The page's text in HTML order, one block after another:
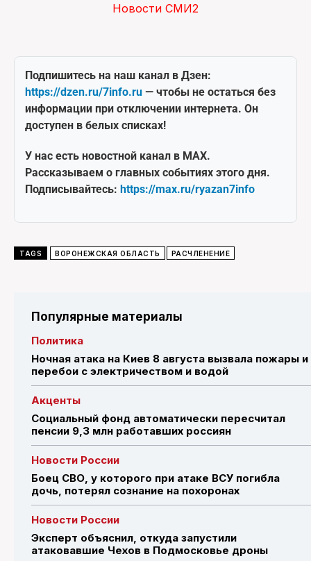
Новости СМИ2
Подпишитесь на наш канал в Дзен:
https://dzen.ru/7info.ru — чтобы не остаться без
информации при отключении интернета. Он
доступен в белых списках!
У нас есть новостной канал в MAX.
Рассказываем о главных событиях этого дня.
Подписывайтесь: https://max.ru/ryazan7info
TAGS ВОРОНЕЖСКАЯ ОБЛАСТЬ РАСЧЛЕНЕНИЕ
Популярные материалы
Политика
Ночная атака на Киев 8 августа вызвала пожары и
перебои с электричеством и водой
Акценты
Социальный фонд автоматически пересчитал
пенсии 9,3 млн работавших россиян
Новости России
Боец СВО, у которого при атаке ВСУ погибла
дочь, потерял сознание на похоронах
Новости России
Эксперт объяснил, откуда запустили
атаковавшие Чехов в Подмосковье дроны